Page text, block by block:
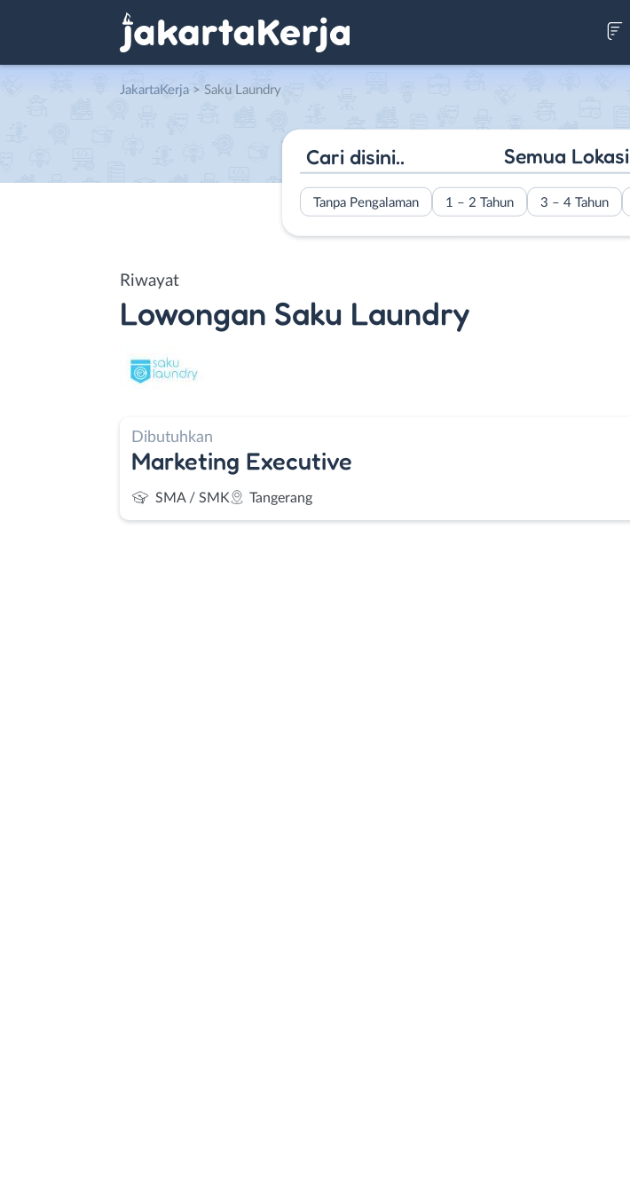
JakartaKerja > Saku Laundry
Semua Lokasi
Tanpa Pengalaman 1 – 2 Tahun 3 – 4 Tahun
Riwayat
Lowongan Saku Laundry
Dibutuhkan
Marketing Executive
SMA / SMK Tangerang